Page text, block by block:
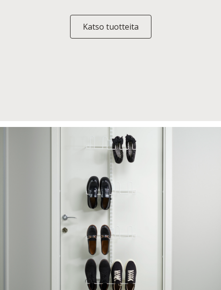
Katso tuotteita